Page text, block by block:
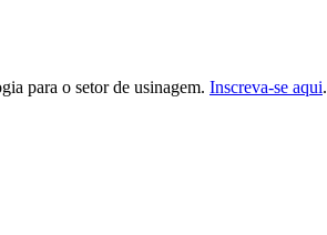
para o setor de usinagem. Inscreva-se aqui.